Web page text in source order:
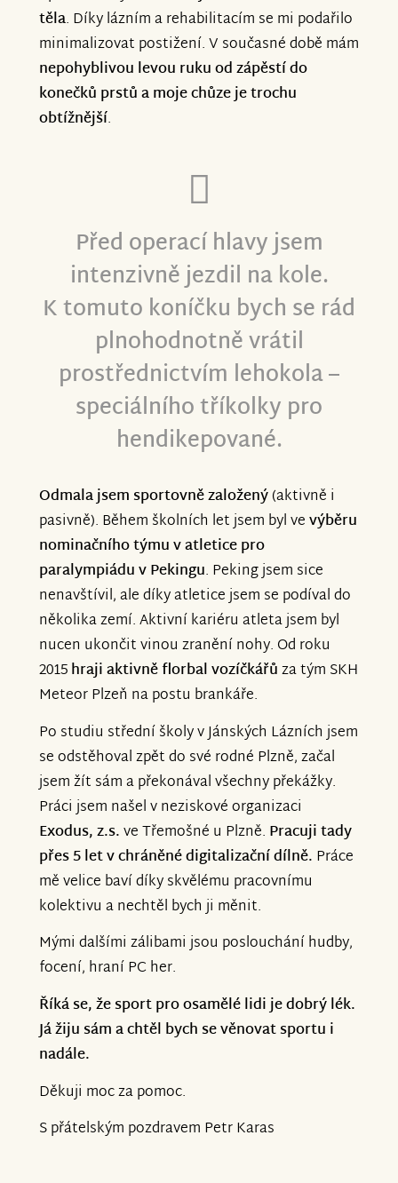
těla. Díky lázním a rehabilitacím se mi podařilo
minimalizovat postižení. V současné době mám
nepohyblivou levou ruku od zápěstí do
konečků prstů a moje chůze je trochu
obtížnější.
Před operací hlavy jsem
intenzivně jezdil na kole.
K tomuto koníčku bych se rád
plnohodnotně vrátil
prostřednictvím lehokola –
speciálního tříkolky pro
hendikepované.
Odmala jsem sportovně založený(aktivně i
pasivně). Během školních let jsem byl vevýběru
nominačního týmu v atletice pro
paralympiádu v Pekingu. Peking jsem sice
nenavštívil, ale díky atletice jsem se podíval do
několika zemí. Aktivní kariéru atleta jsem byl
nucen ukončit vinou zranění nohy. Od roku
2015hraji aktivně florbal vozíčkářůza tým SKH
Meteor Plzeň na postu brankáře.
Po studiu střední školy v Jánských Lázních jsem
se odstěhoval zpět do své rodné Plzně, začal
jsem žít sám a překonával všechny překážky.
Práci jsem našel v neziskové organizaci
Exodus, z.s.ve Třemošné u Plzně. Pracuji tady
přes 5 let v chráněné digitalizační dílně. Práce
mě velice baví díky skvělému pracovnímu
kolektivu a nechtěl bych ji měnit.
Mými dalšími zálibami jsou poslouchání hudby,
focení, hraní PC her.
Říká se, že sport pro osamělé lidi je dobrý lék.
Já žiju sám a chtěl bych se věnovat sportu i
nadále.
Děkuji moc za pomoc.
S přátelským pozdravem Petr Karas